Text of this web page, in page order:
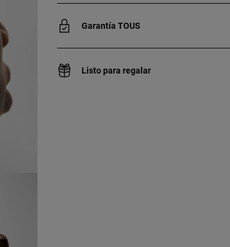
Garantía TOUS
Listo para regalar